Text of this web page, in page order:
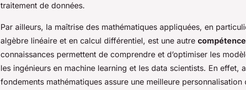
traitement de données.
Par ailleurs, la maîtrise des mathématiques appliquées, en
algèbre linéaire et en calcul différentiel, est une autre
connaissances permettent de comprendre et d’optimiser les
les ingénieurs en machine learning et les data scientists. En effet,
fondements mathématiques assure une meilleure